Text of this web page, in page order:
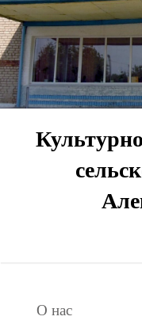
Перейти
к
содержимому
О нас